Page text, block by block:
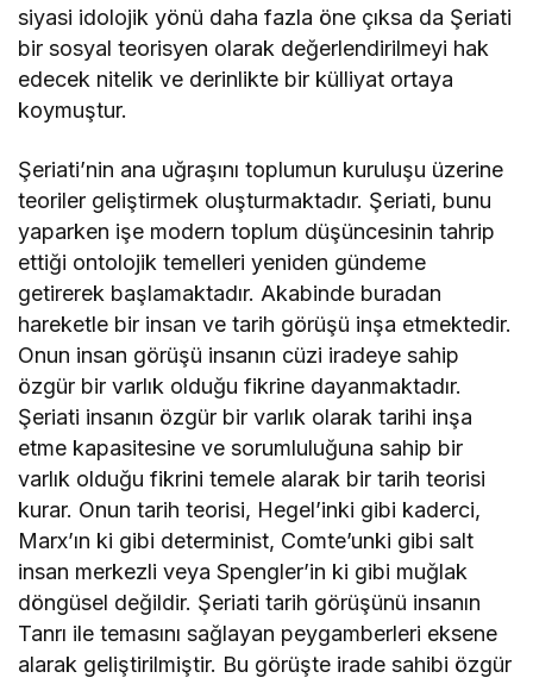
siyasi idolojik yönü daha fazla öne çıksa da Şeriati
bir sosyal teorisyen olarak değerlendirilmeyi hak
edecek nitelik ve derinlikte bir külliyat ortaya
koymuştur.
Şeriati’nin ana uğraşını toplumun kuruluşu üzerine
teoriler geliştirmek oluşturmaktadır. Şeriati, bunu
yaparken işe modern toplum düşüncesinin tahrip
ettiği ontolojik temelleri yeniden gündeme
getirerek başlamaktadır. Akabinde buradan
hareketle bir insan ve tarih görüşü inşa etmektedir.
Onun insan görüşü insanın cüzi iradeye sahip
özgür bir varlık olduğu fikrine dayanmaktadır.
Şeriati insanın özgür bir varlık olarak tarihi inşa
etme kapasitesine ve sorumluluğuna sahip bir
varlık olduğu fikrini temele alarak bir tarih teorisi
kurar. Onun tarih teorisi, Hegel’inki gibi kaderci,
Marx’ın ki gibi determinist, Comte’unki gibi salt
insan merkezli veya Spengler’in ki gibi muğlak
döngüsel değildir. Şeriati tarih görüşünü insanın
Tanrı ile temasını sağlayan peygamberleri eksene
alarak geliştirilmiştir. Bu görüşte irade sahibi özgür